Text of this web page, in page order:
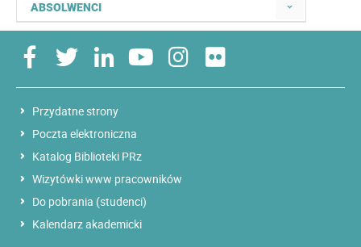
ABSOLWENCI
Przydatne strony
Poczta elektroniczna
Katalog Biblioteki PRz
Wizytówki www pracowników
Do pobrania (studenci)
Kalendarz akademicki